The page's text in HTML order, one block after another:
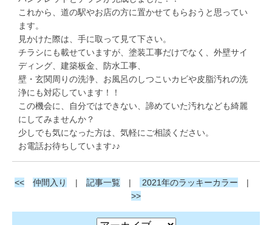
これから、道の駅やお店の方に置かせてもらおうと思ってい
ます。
見かけた際は、手に取って見て下さい。
チラシにも載せていますが、塗装工事だけでなく、外壁サイ
ディング、建築板金、防水工事、
壁・玄関周りの洗浄、お風呂のしつこいカビや皮脂汚れの洗
浄にも対応しています！！
この機会に、自分ではできない、諦めていた汚れなども綺麗
にしてみませんか？
少しでも気になった方は、気軽にご相談ください。
お電話お待ちしています♪♪
<< 仲間入り | 記事一覧 | 2021年のラッキーカラー |
>>